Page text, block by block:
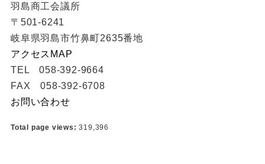
羽島商工会議所
〒501-6241
岐阜県羽島市竹鼻町2635番地
アクセスMAP
TEL 058-392-9664
FAX 058-392-6708
お問い合わせ
Total page views:319,396